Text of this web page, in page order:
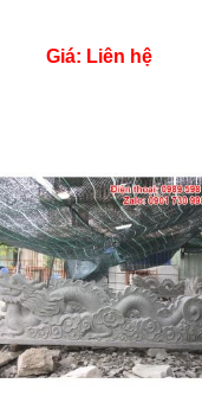
Giá: Liên hệ